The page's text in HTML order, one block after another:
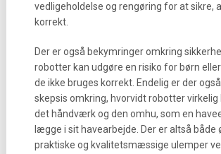
vedligeholdelse og rengøring for at sikre,
korrekt.
Der er også bekymringer omkring
robotter kan udgøre en risiko for børn
de ikke bruges korrekt. Endelig er der
skepsis omkring, hvorvidt robotter
det håndværk og den omhu, som en
lægge i sit havearbejde. Der er altså både
praktiske og kvalitetsmæssige ulemper